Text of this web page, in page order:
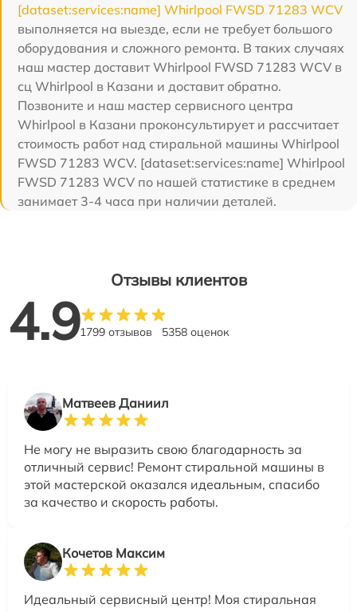
[dataset:services:name] Whirlpool FWSD 71283 WCV
выполняется на выезде, если не требует большого
оборудования и сложного ремонта. В таких случаях
наш мастер доставит Whirlpool FWSD 71283 WCV в
сц Whirlpool в Казани и доставит обратно.
Позвоните и наш мастер сервисного центра
Whirlpool в Казани проконсультирует и рассчитает
стоимость работ над стиральной машины Whirlpool
FWSD 71283 WCV. [dataset:services:name] Whirlpool
FWSD 71283 WCV по нашей статистике в среднем
занимает 3-4 часа при наличии деталей.
Отзывы клиентов
4.91799 отзывов 5358 оценок
Матвеев Даниил
Не могу не выразить свою благодарность за
отличный сервис! Ремонт стиральной машины в
этой мастерской оказался идеальным, спасибо
за качество и скорость работы.
Кочетов Максим
Идеальный сервисный центр! Моя стиральная